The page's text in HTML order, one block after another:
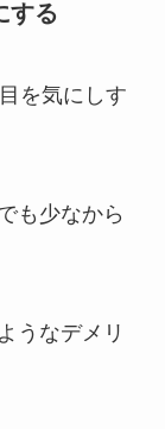
する
を気にしす
も少なから
うなデメリ